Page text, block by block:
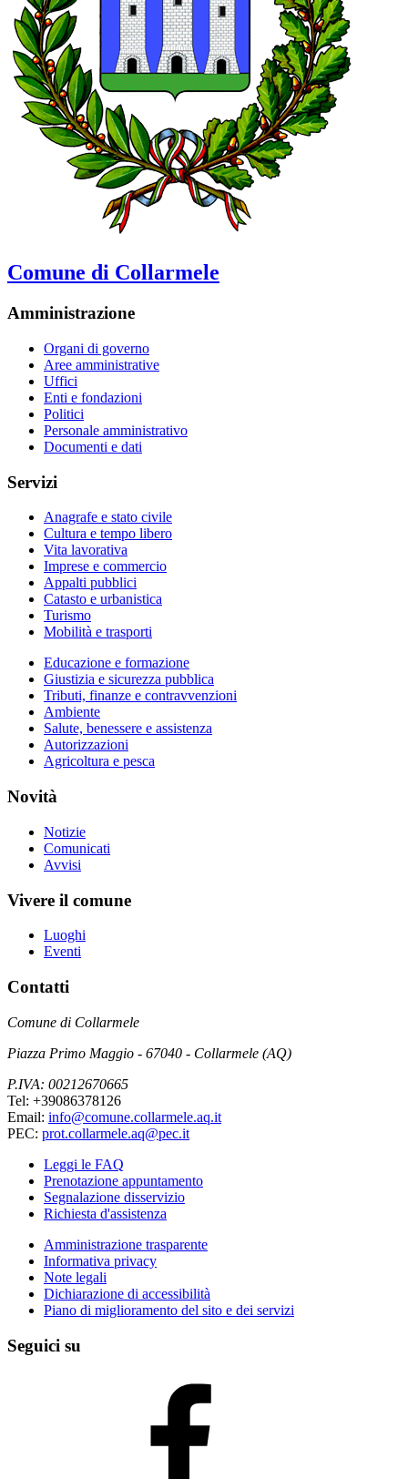
Comune di Collarmele
Amministrazione
Organi di governo
Aree amministrative
Uffici
Enti e fondazioni
Politici
Personale amministrativo
Documenti e dati
Servizi
Anagrafe e stato civile
Cultura e tempo libero
Vita lavorativa
Imprese e commercio
Appalti pubblici
Catasto e urbanistica
Turismo
Mobilità e trasporti
Educazione e formazione
Giustizia e sicurezza pubblica
Tributi, finanze e contravvenzioni
Ambiente
Salute, benessere e assistenza
Autorizzazioni
Agricoltura e pesca
Novità
Notizie
Comunicati
Avvisi
Vivere il comune
Luoghi
Eventi
Contatti
Comune di Collarmele
Piazza Primo Maggio - 67040 - Collarmele (AQ)
P.IVA: 00212670665
Tel: +39086378126
Email: info@comune.collarmele.aq.it
PEC: prot.collarmele.aq@pec.it
Leggi le FAQ
Prenotazione appuntamento
Segnalazione disservizio
Richiesta d'assistenza
Amministrazione trasparente
Informativa privacy
Note legali
Dichiarazione di accessibilità
Piano di miglioramento del sito e dei servizi
Seguici su